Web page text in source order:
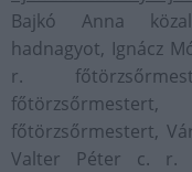
Bajkó Anna
hadnagyot, Ignácz
r.
főtörzsőrmestert,
Valter Péter c. r.